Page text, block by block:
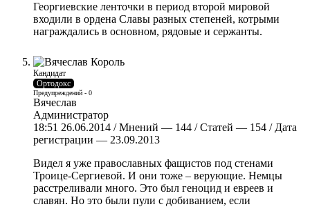
Георгиевские ленточки в период второй мировой
входили в ордена Славы разных степеней, котрыми
награждались в основном, рядовые и сержанты.
Кандидат
Ортодокс
Предупреждений - 0
Вячеслав
Администратор
18:51 26.06.2014 / Мнений — 144 / Статей — 154 / Дата
регистрации — 23.09.2013
Видел я уже православных фащистов под стенами
Троице-Сергиевой. И они тоже – верующие. Немцы
расстреливали много. Это был геноцид и евреев и
славян. Но это были пули с добиванием, если